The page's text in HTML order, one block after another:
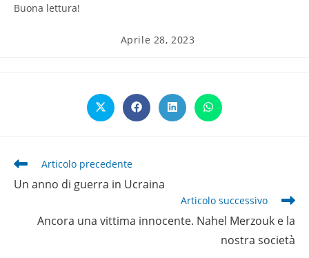
Buona lettura!
Articolo
pubblicato:
Aprile 28, 2023
Opens
in
Opens
in
Opens
in
Opens
in
Leggi
articoli
Articolo precedente
Un anno di guerra in Ucraina
Articolo successivo
Ancora una vittima innocente. Nahel Merzouk e la
nostra società